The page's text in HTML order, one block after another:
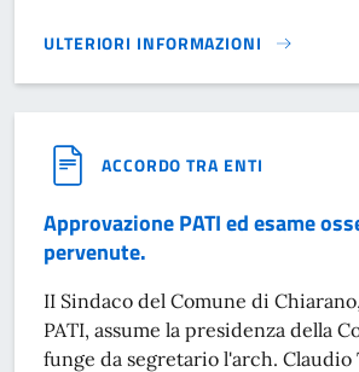
ULTERIORI INFORMAZIONI
PATI ELABORATI}
ACCORDO TRA ENTI
Approvazione PATI ed esame
pervenute.
II Sindaco del Comune di
PATI, assume la presidenza della
funge da segretario l'arch. Claudio